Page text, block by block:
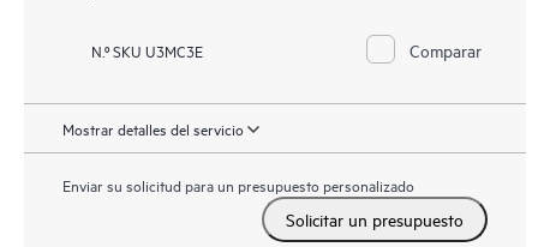
N.º SKU U3MC3E Comparar
Mostrar detalles del servicio
Enviar su solicitud para un presupuesto personalizado
Solicitar un presupuesto